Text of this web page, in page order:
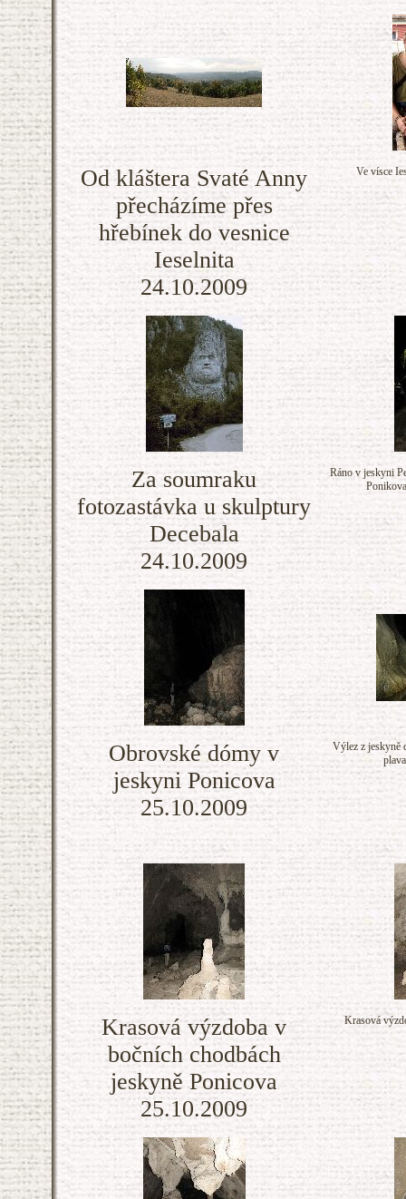
Od kláštera Svaté Anny
přecházíme přes
hřebínek do vesnice
Ieselnita
24.10.2009
Ve vísce
Za soumraku
fotozastávka u skulptury
Decebala
24.10.2009
Ráno v jeskyni
Obrovské dómy v
jeskyni Ponicova
25.10.2009
Výlez z jeskyně
Krasová výzdoba v
bočních chodbách
jeskyně Ponicova
25.10.2009
Krasová